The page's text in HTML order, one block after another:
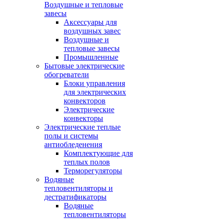
Воздушные и тепловые
завесы
Аксессуары для
воздушных завес
Воздушные и
тепловые завесы
Промышленные
Бытовые электрические
обогреватели
Блоки управления
для электрических
конвекторов
Электрические
конвекторы
Электрические теплые
полы и системы
антиобледенения
Комплектующие для
теплых полов
Терморегуляторы
Водяные
тепловентиляторы и
дестратификаторы
Водяные
тепловентиляторы